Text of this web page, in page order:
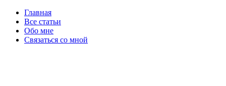
Главная
Все статьи
Обо мне
Связаться со мной